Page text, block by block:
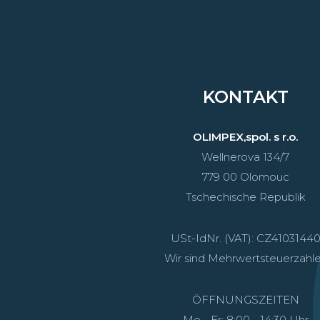
KONTAKT
OLIMPEX,spol. s r.o.
Wellnerova 134/7
779 00 Olomouc
Tschechische Republik
USt-IdNr. (VAT): CZ41031440
Wir sind
ÖFFNUNGSZEITEN